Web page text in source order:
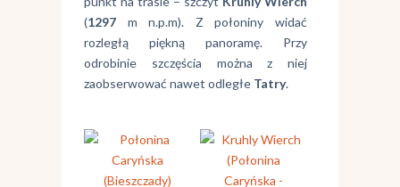
(1297 m n.p.m). Z połoniny widać
rozległą piękną panoramę. Przy
odrobinie szczęścia można z niej
zaobserwować nawet odległe Tatry.